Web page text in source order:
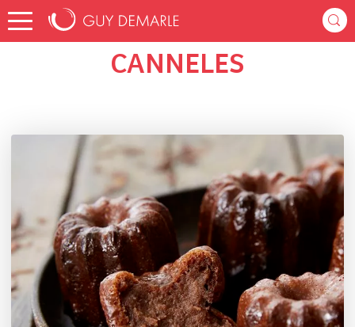
Accueil barbarasary Listes de favoris
CANNELES